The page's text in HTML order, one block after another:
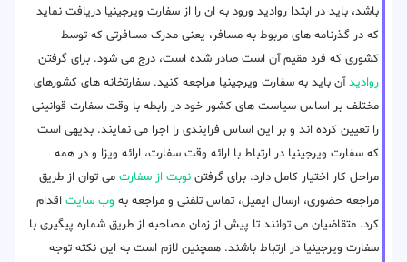
باشد، باید در ابتدا روادید ورود به ان را از سفارت ویرجینیا دریافت نماید
که در گذرنامه های مربوط به مسافر، یعنی مدرک مسافرتی که توسط
کشوری که فرد مقیم آن است صادر شده است، درج می شود. برای گرفتن
روادیدآن باید به سفارت ویرجینیا مراجعه کنید. سفارتخانه های کشورهای
مختلف بر اساس سیاست های کشور خود در رابطه با وقت سفارت قوانینی
را تعیین کرده اند و بر این اساس فرایندی را اجرا می نمایند. بدیهی است
که سفارت ویرجینیا در ارتباط با ارائه وقت سفارت، ارائه ویزا و در همه
مراحل کار اختیار کامل دارد. برای گرفتن نوبت از سفارت می توان از طریق
مراجعه حضوری، ارسال ایمیل، تماس تلفنی و مراجعه به وب سایت اقدام
کرد. متقاضیان می توانند تا پیش از زمان مصاحبه از طریق شماره پیگیری با
سفارت ویرجینیا در ارتباط باشند. همچنین لازم است به این نکته توجه